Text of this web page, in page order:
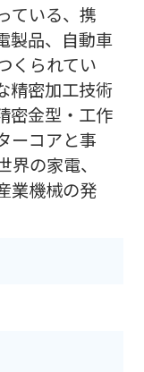
ている、携
製品、自動車
くられてい
精密加工技術
密金型・工作
ーコアと事
の家電、
業機械の発